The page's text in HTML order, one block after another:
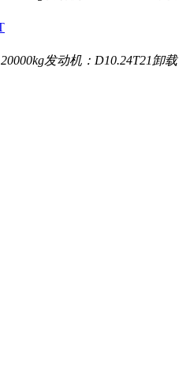
20000kg​发动机： D10.24T21 ​卸载